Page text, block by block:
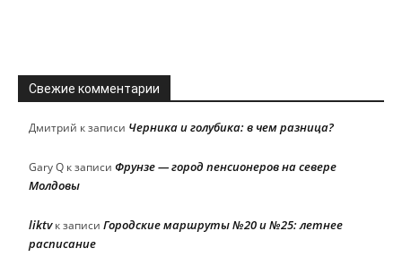
Свежие комментарии
Дмитрий к записи Черника и голубика: в чем разница?
Gary Q к записи Фрунзе — город пенсионеров на севере
Молдовы
liktvк записи Городские маршруты №20 и №25: летнее
расписание